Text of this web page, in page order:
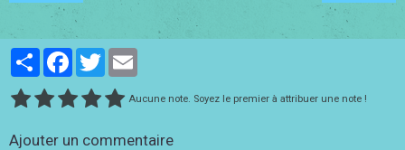
PartagerFacebookTwitter
Aucune note. Soyez le premier à attribuer une note !
Ajouter un commentaire